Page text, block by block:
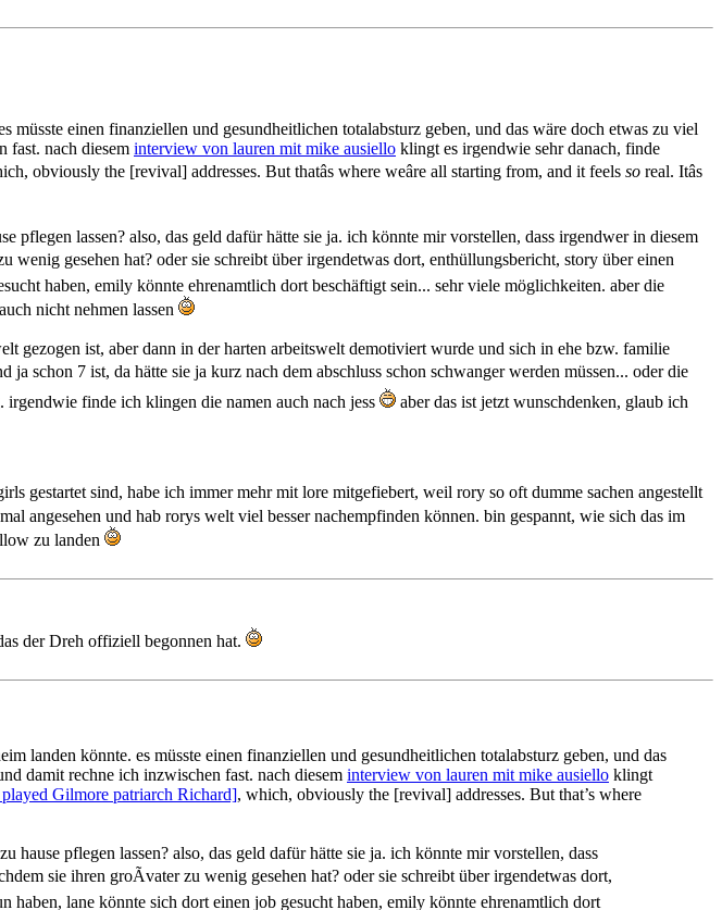
einen finanziellen und gesundheitlichen totalabsturz geben, und das wäre doch etwas zu viel
fast. nach diesem interview von lauren mit mike ausiello klingt es irgendwie sehr danach, finde
obviously the [revival] addresses. But thatâs where weâre all starting from, and it feels so real. Itâs
lassen? also, das geld dafür hätte sie ja. ich könnte mir vorstellen, dass irgendwer in diesem
gesehen hat? oder sie schreibt über irgendetwas dort, enthüllungsbericht, story über einen
haben, emily könnte ehrenamtlich dort beschäftigt sein... sehr viele möglichkeiten. aber die
nicht nehmen lassen
gezogen ist, aber dann in der harten arbeitswelt demotiviert wurde und sich in ehe bzw. familie
schon 7 ist, da hätte sie ja kurz nach dem abschluss schon schwanger werden müssen... oder die
irgendwie finde ich klingen die namen auch nach jess
aber das ist jetzt wunschdenken, glaub ich
gestartet sind, habe ich immer mehr mit lore mitgefiebert, weil rory so oft dumme sachen angestellt
angesehen und hab rorys welt viel besser nachempfinden können. bin gespannt, wie sich das im
zu landen
der Dreh offiziell begonnen hat.
landen könnte. es müsste einen finanziellen und gesundheitlichen totalabsturz geben, und das
damit rechne ich inzwischen fast. nach diesem interview von lauren mit mike ausiello klingt
Gilmore patriarch Richard], which, obviously the [revival] addresses. But that’s where
pflegen lassen? also, das geld dafür hätte sie ja. ich könnte mir vorstellen, dass
sie ihren groÃvater zu wenig gesehen hat? oder sie schreibt über irgendetwas dort,
haben, lane könnte sich dort einen job gesucht haben, emily könnte ehrenamtlich dort